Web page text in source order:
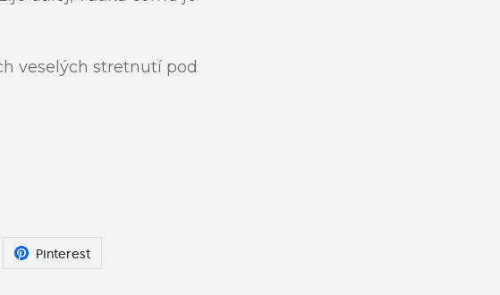
veselých stretnutí pod
Pinterest